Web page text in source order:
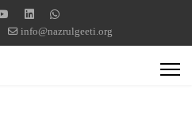
info@nazrulgeeti.org